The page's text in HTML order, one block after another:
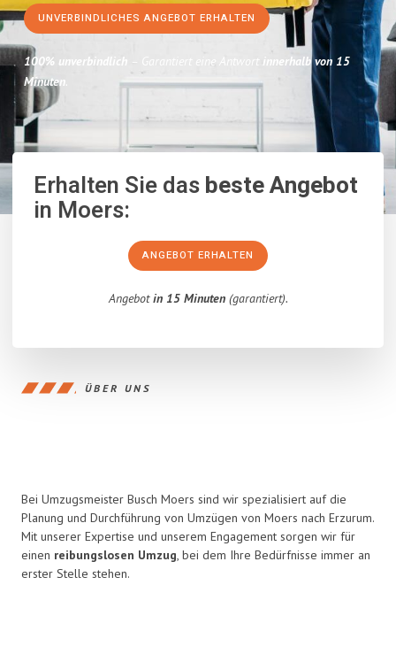
UNVERBINDLICHES ANGEBOT ERHALTEN
100% unverbindlich – Garantiert eine Antwort innerhalb von 15
Minuten.
Erhalten Sie dasbeste Angebot
in Moers:
ANGEBOT ERHALTEN
Angebotin 15 Minuten(garantiert).
ÜBER UNS
Bei Umzugsmeister Busch Moers sind wir spezialisiert auf die
Planung und Durchführung von Umzügen von Moers nach Erzurum.
Mit unserer Expertise und unserem Engagement sorgen wir für
einen reibungslosen Umzug, bei dem Ihre Bedürfnisse immer an
erster Stelle stehen.